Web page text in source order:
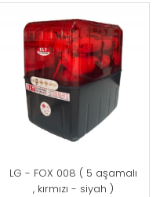
LG - FOX 008 ( 5 aşamalı
, kırmızı - siyah )